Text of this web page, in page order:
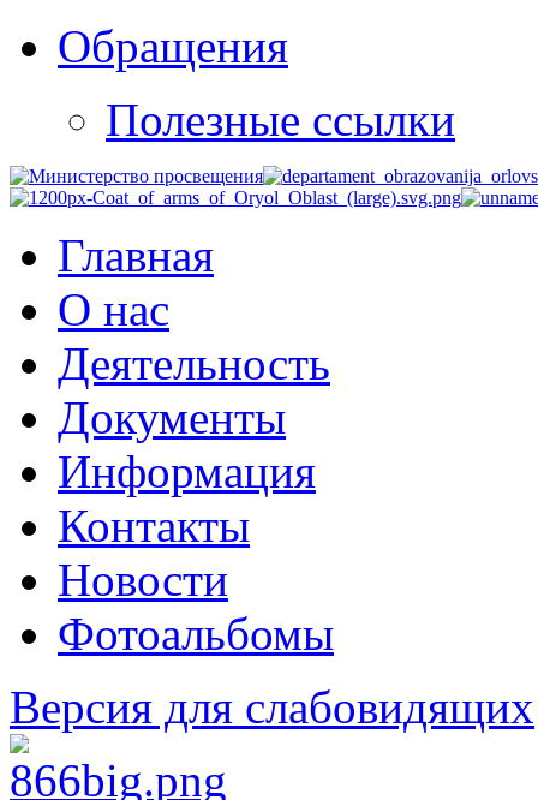
Обращения
Полезные ссылки
Главная
О нас
Деятельность
Документы
Информация
Контакты
Новости
Фотоальбомы
Версия для слабовидящих